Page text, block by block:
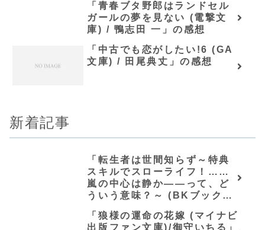
「青春ブタ野郎はランドセル
ガールの夢を見ない (電撃文
庫) / 鴨志田 一」の感想
「中古でも恋がしたい!6 (GA
文庫) / 田尾典丈」の感想
新着記事
「転生者は世間知らず～特典
スキルでスローライフ！……
嵐の中心は静か――って、ど
ういう意味？～ (BKブック
らすじ・感想
「狼様の運命の花嫁 (マイナビ
出版ファン文庫)/御守いちる」